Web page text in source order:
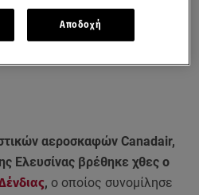
αεροσκαφών Canadair,
Ελευσίνας βρέθηκε χθες ο
, ο οποίος συνομίλησε
Αποδοχή